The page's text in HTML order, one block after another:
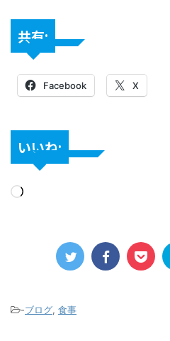
共有:
Facebook X
いいね:
-ブログ, 食事